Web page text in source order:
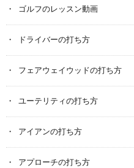
ゴルフのレッスン動画
ドライバーの打ち方
フェアウェイウッドの打ち方
ユーテリティの打ち方
アイアンの打ち方
アプローチの打ち方